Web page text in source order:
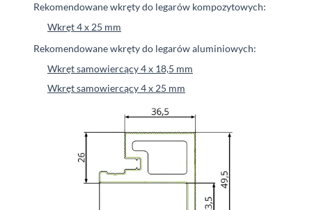
Rekomendowane wkręty do legarów kompozytowych:
Wkręt 4 x 25 mm
Rekomendowane wkręty do legarów aluminiowych:
Wkręt samowiercący 4 x 18,5 mm
Wkręt samowiercący 4 x 25 mm